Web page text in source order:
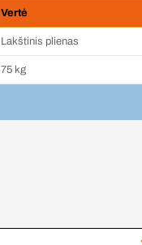
Vertė
Lakštinis plienas
75 kg